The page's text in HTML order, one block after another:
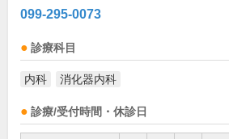
099-295-0073
診療科目
内科 消化器内科
診療/受付時間・休診日